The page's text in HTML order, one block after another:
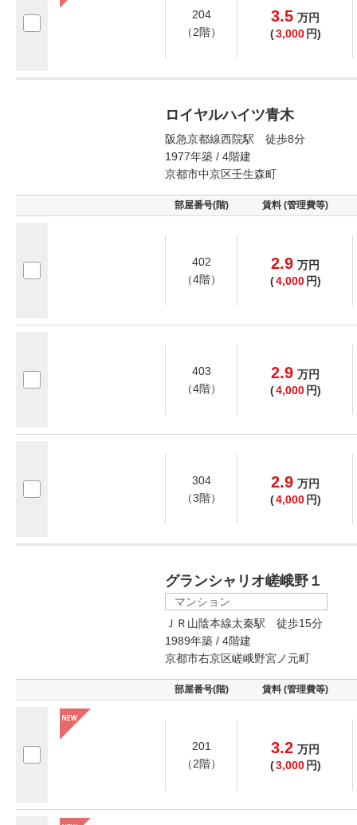
204
（2階）
3.5 万円
(3,000 円)
ロイヤルハイツ青木
阪急京都線西院駅 徒歩8分
1977年築 / 4階建
京都市中京区壬生森町
部屋番号(階) 賃料 (管理費等)
402
（4階）
2.9 万円
(4,000 円)
403
（4階）
2.9 万円
(4,000 円)
304
（3階）
2.9 万円
(4,000 円)
グランシャリオ嵯峨野１
マンション
ＪＲ山陰本線太秦駅 徒歩15分
1989年築 / 4階建
京都市右京区嵯峨野宮ノ元町
部屋番号(階) 賃料 (管理費等)
201
（2階）
3.2 万円
(3,000 円)